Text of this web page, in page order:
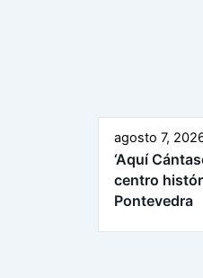
agosto 7,
‘Aquí
centro
Pontevedra